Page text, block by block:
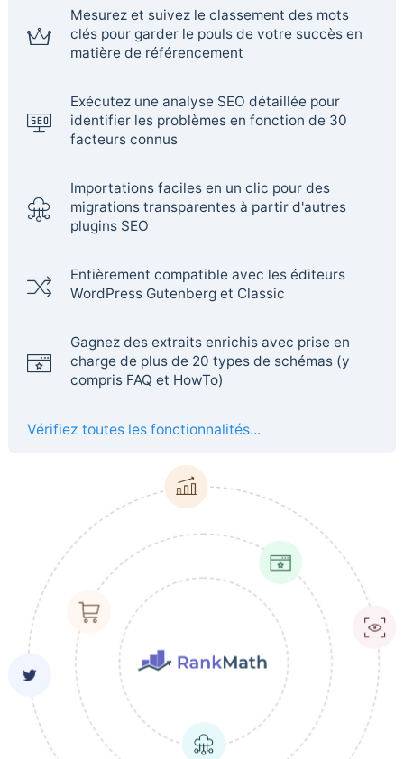
Mesurez et suivez le classement des mots
clés pour garder le pouls de votre succès en
matière de référencement
Exécutez une analyse SEO détaillée pour
identifier les problèmes en fonction de 30
facteurs connus
Importations faciles en un clic pour des
migrations transparentes à partir d'autres
plugins SEO
Entièrement compatible avec les éditeurs
WordPress Gutenberg et Classic
Gagnez des extraits enrichis avec prise en
charge de plus de 20 types de schémas (y
compris FAQ et HowTo)
Vérifiez toutes les fonctionnalités...